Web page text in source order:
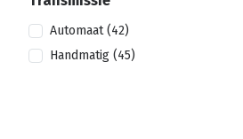
Automaat (42)
Handmatig (45)